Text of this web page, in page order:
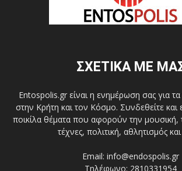
ΣΧΕΤΙΚΑ ΜΕ
Entospolis.gr είναι η ενημέρωση σας για τα
στην Κρήτη και τον Κόσμο. Συνδεθείτε και
ποικίλα θέματα που αφορούν την μουσική,
τέχνες, πολιτική, αθλητισμός
Email: info@endospolis.gr
Τηλέφωνο: 2810331954